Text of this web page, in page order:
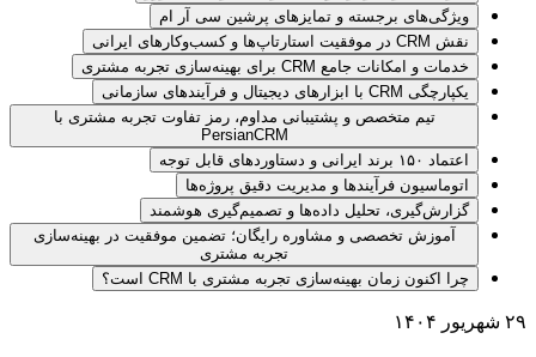
ویژگی‌های برجسته و تمایزهای پرشین سی آر ام
نقش CRM در موفقیت استارتاپ‌ها و کسب‌وکارهای ایرانی
خدمات و امکانات جامع CRM برای بهینه‌سازی تجربه مشتری
یکپارچگی CRM با ابزارهای دیجیتال و فرآیندهای سازمانی
تیم متخصص و پشتیبانی مداوم، رمز تفاوت تجربه مشتری با
PersianCRM
اعتماد ۱۵۰ برند ایرانی و دستاوردهای قابل توجه
اتوماسیون فرآیندها و مدیریت دقیق پروژه‌ها
گزارش‌گیری، تحلیل داده‌ها و تصمیم‌گیری هوشمند
آموزش تخصصی و مشاوره رایگان؛ تضمین موفقیت در بهینه‌سازی
تجربه مشتری
چرا اکنون زمان بهینه‌سازی تجربه مشتری با CRM است؟
۲۹ شهریور ۱۴۰۴